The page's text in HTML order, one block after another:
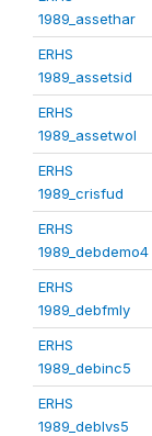
1989_assethar
ERHS
1989_assetsid
ERHS
1989_assetwol
ERHS
1989_crisfud
ERHS
1989_debdemo4
ERHS
1989_debfmly
ERHS
1989_debinc5
ERHS
1989_deblvs5